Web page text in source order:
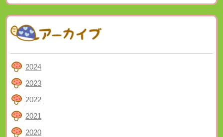
2024
2023
2022
2021
2020